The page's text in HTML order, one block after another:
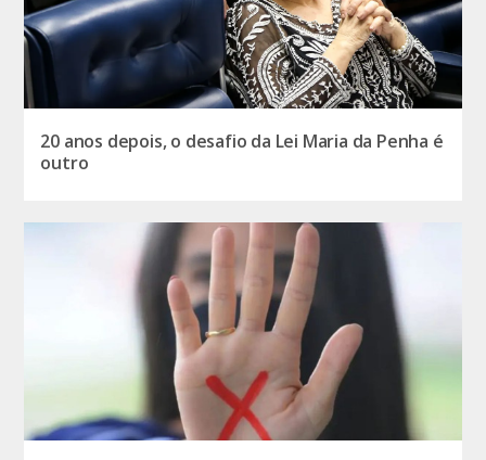
20 anos depois, o desafio da Lei Maria da Penha é
outro